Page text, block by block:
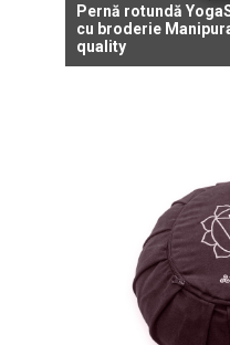
Pernă rotundă
cu broderie
quality